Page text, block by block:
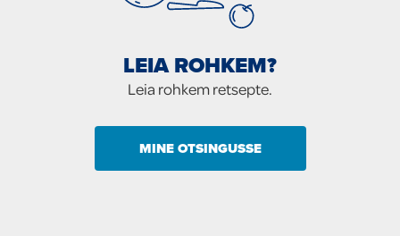
LEIA ROHKEM?
Leia rohkem retsepte.
MINE OTSINGUSSE